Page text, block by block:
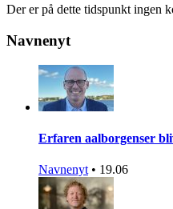
Der er på dette tidspunkt ingen
Navnenyt
Erfaren aalborgenser
Navnenyt • 19.06